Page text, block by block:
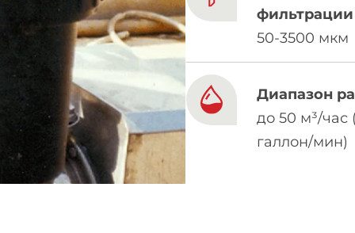
фильтрации
50-3500 мкм
Диапазон
до 50 м³/час
галлон/мин)